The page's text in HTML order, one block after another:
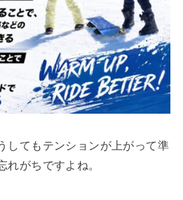
してもテンションが上がって準
れがちですよね。